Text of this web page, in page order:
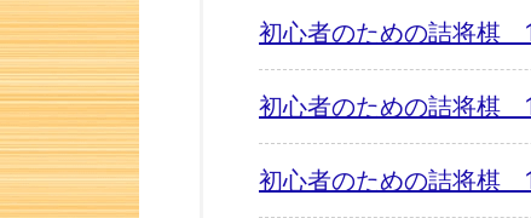
初心者のための詰将棋
初心者のための詰将棋
初心者のための詰将棋